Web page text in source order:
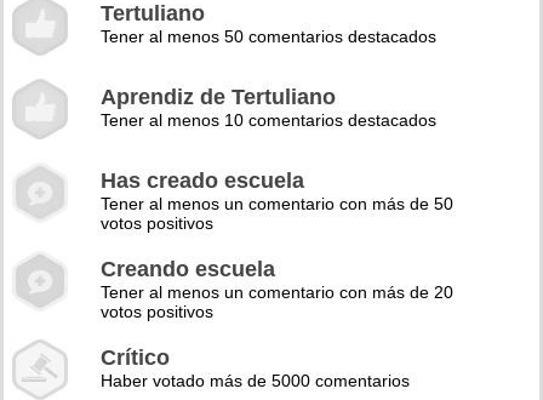
Tertuliano
Tener al menos 50 comentarios destacados
Aprendiz de Tertuliano
Tener al menos 10 comentarios destacados
Has creado escuela
Tener al menos un comentario con más de 50
votos positivos
Creando escuela
Tener al menos un comentario con más de 20
votos positivos
Crítico
Haber votado más de 5000 comentarios